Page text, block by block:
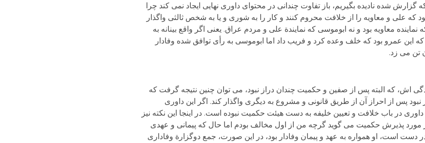
شده نادیده بگیریم، باز تفاوت چندانی در محتوای داوری نهایی ایجاد نمی کند چرا
که علی و معاویه را از خلافت محروم کنند و کار را به شوری و یا به شخص ثالثی واگذار
معاویه بود و نه ابوموسی که نمایندة علی و مردم عراق. یعنی اگر واقع بینانه به
این عمرو بود که خلف وعده کرد و فریب داد اما ابوموسی به رأی توافق شده وفادار
تن می زد.
اش، که البته پس از صفین و حکمیت چندان دراز نبود، می توان چنین نتیجه گرفت که
پس از احراز آن از طریق قانونی و مشروع به دیگری واگذار کند. اگر این داوری
در باب خلافت و تعیین خلیفه به دست هیئت حکمیت نبوده است. در اینجا این نکته نیز
مورد پذیرش حکمیت می گوید گرچه من از اول مخالف بودم اما حال که پیمانی و عهدی
شناختی که از علی در دست است، او همواره به عهد و پیمان وفادار بود، در این صورت، جمع دوگزارة وفاداری